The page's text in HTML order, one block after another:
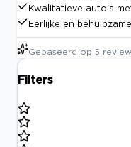
Kwalitatieve auto's
Eerlijke en
Gebaseerd op 5
Filters